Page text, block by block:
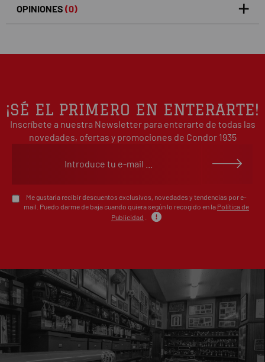
OPINIONES (0)
5
4
0%
estrellas
0%
1
estrellas 0%
¡SÉ EL PRIMERO EN ENTERARTE!
Inscríbete a nuestra Newsletter para enterarte de todas las
novedades, ofertas y promociones de Condor 1935
Me gustaría recibir descuentos exclusivos, novedades y tendencias por e-
mail. Puedo darme de baja cuando quiera según lo recogido en la Política de
Publicidad